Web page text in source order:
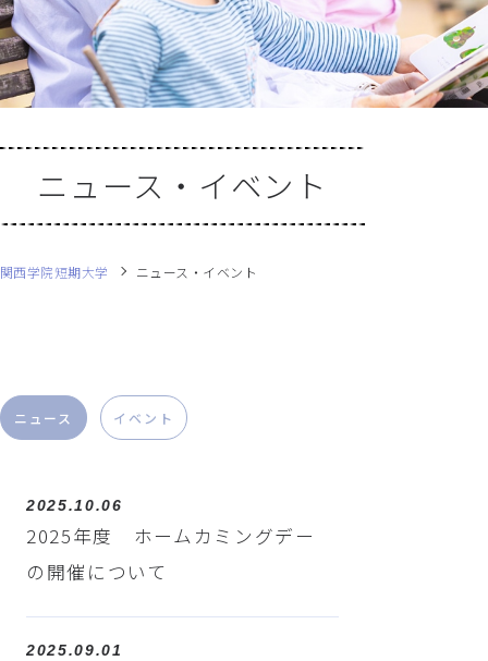
ニュース・イベント
関西学院短期大学 ニュース・イベント
ニュース イベント
2025.10.06
2025年度 ホームカミングデー
の開催について
2025.09.01